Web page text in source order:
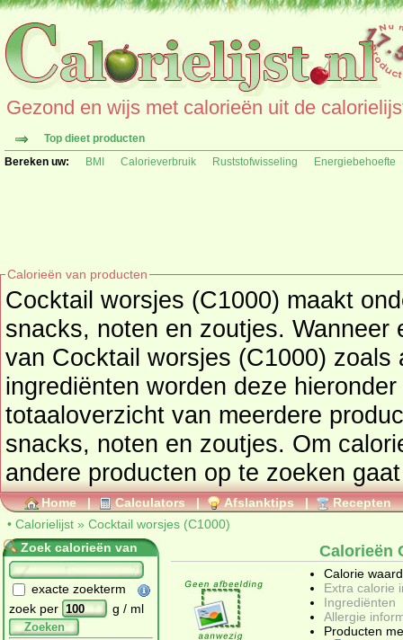
Gezond en wijs met calorieën uit de
Top dieet producten
Bereken uw:
BMI Calorieverbruik Ruststofwisseling Energiebehoefte
Calorieën van producten
Cocktail worsjes (C1000) maakt
snacks, noten en zoutjes. Wanneer
van Cocktail worsjes (C1000) zoals
ingrediënten worden deze hieronder getoond. Kijk hier voor een
snacks, noten en zoutjes. Om
andere
Home | Calculators | Afslanktips | Recepten
• Calorielijst » Cocktail worsjes (C1000)
Zoek calorieën van
exacte zoekterm
zoek per
g / ml
Zoeken
Calorieën
Calorie
Extra calorie
Ingrediënten
Allergie
Producten